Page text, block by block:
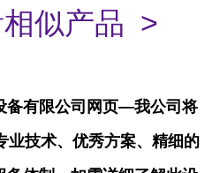
似产品 >
备有限公司网页—我公司将
业技术、优秀方案、精细的